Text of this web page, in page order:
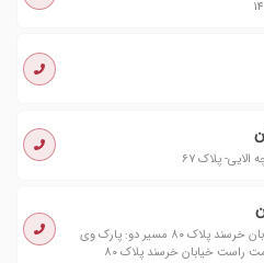
پلاک ۶۷
مسیر یک : ولی عصر بالاتر از جام جم خیابان خرسند پلاک ۸۰ مسیر دو: پارک وی
راست خیابان خرسند پلاک ۸۰